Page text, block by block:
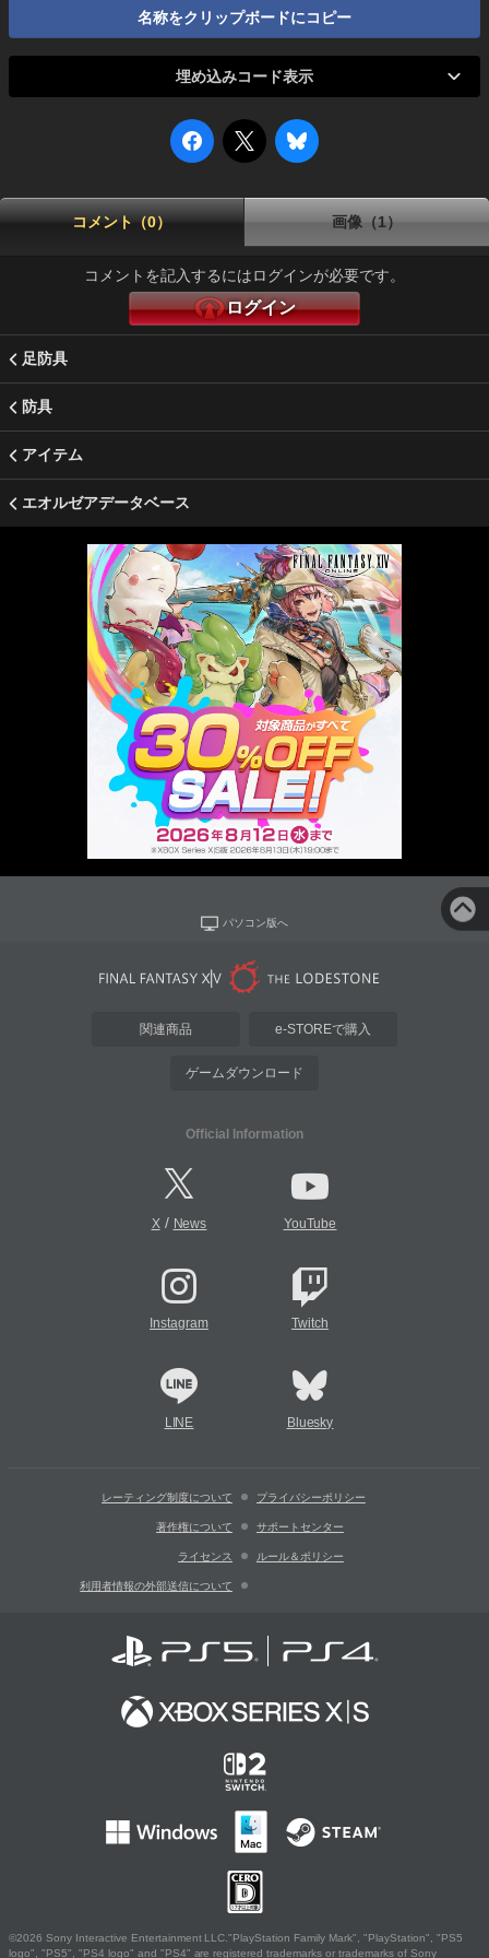
名称をクリップボードにコピー
埋め込みコード表示
コメント（0） 画像（1）
コメントを記入するにはログインが必要です。
ログイン
足防具
防具
アイテム
エオルゼアデータベース
パソコン版へ
関連商品 e-STOREで購入
ゲームダウンロード
Official Information
X/ News YouTube
Instagram Twitch
LINE Bluesky
レーティング制度について プライバシーポリシー
著作権について サポートセンター
ライセンス ルール＆ポリシー
利用者情報の外部送信について
©2026 Sony Interactive Entertainment LLC."PlayStation Family Mark", "PlayStation", "PS5
logo", "PS5", "PS4 logo" and "PS4" are registered trademarks or trademarks of Sony